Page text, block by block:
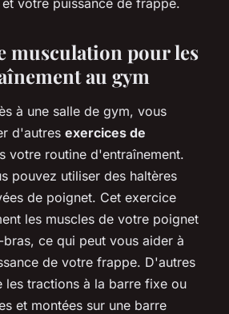
musculation pour les
au gym
à une salle de gym, vous
d'autres exercices de
votre routine d'entraînement.
pouvez utiliser des haltères
de poignet. Cet exercice
les muscles de votre poignet
ce qui peut vous aider à
de votre frappe. D'autres
les tractions à la barre fixe ou
et montées sur une barre